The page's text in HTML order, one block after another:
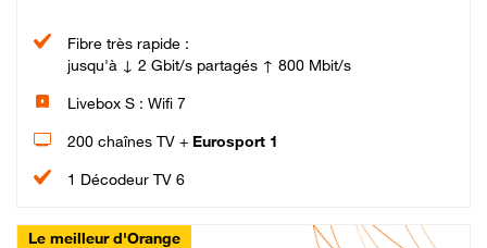
Fibre très rapide :
jusqu'à ↓ 2 Gbit/s partagés ↑ 800 Mbit/s
Livebox S : Wifi 7
200 chaînes TV + Eurosport 1
1 Décodeur TV 6
Le meilleur d'Orange